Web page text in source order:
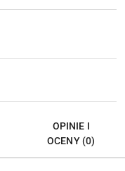
OPINIE I
OCENY (0)